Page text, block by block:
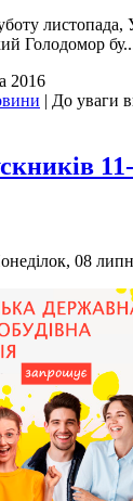
листопада,
Голодомор
2016
| До уваги
11-
08